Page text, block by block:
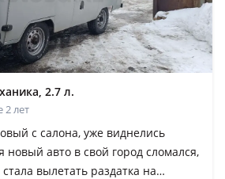
2.7 л.
2 лет
с салона, уже виднелись
авто в свой город сломался,
вылетать раздатка на